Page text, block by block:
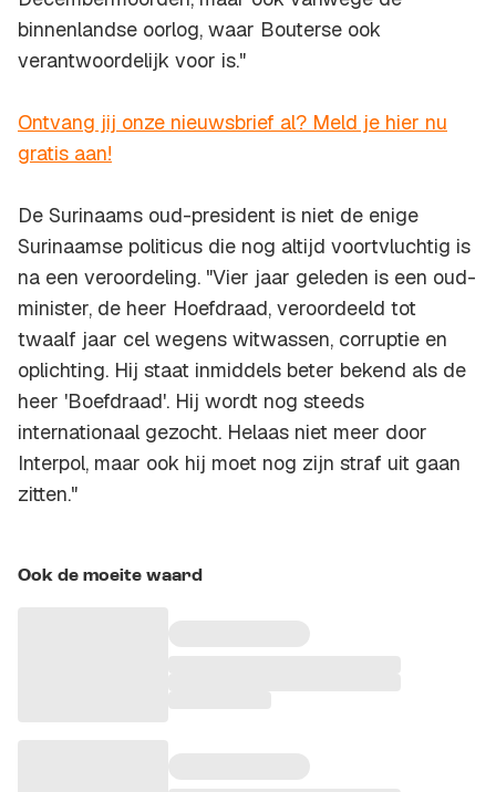
binnenlandse oorlog, waar Bouterse ook
verantwoordelijk voor is."
Ontvang jij onze nieuwsbrief al? Meld je hier nu
gratis aan!
De Surinaams oud-president is niet de enige
Surinaamse politicus die nog altijd voortvluchtig is
na een veroordeling. "Vier jaar geleden is een oud-
minister, de heer Hoefdraad, veroordeeld tot
twaalf jaar cel wegens witwassen, corruptie en
oplichting. Hij staat inmiddels beter bekend als de
heer 'Boefdraad'. Hij wordt nog steeds
internationaal gezocht. Helaas niet meer door
Interpol, maar ook hij moet nog zijn straf uit gaan
zitten."
Ook de moeite waard